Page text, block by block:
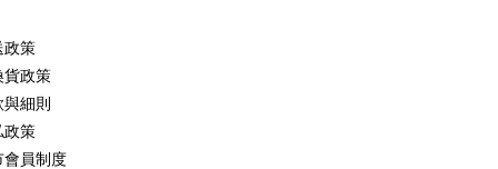
政策
貨政策
與細則
政策
會員制度